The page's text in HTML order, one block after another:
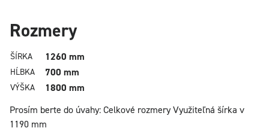
Rozmery
ŠÍRKA 1260 mm
HĹBKA 700 mm
VÝŠKA
1800 mm
Prosím berte do úvahy: Celkové rozmery Využiteľná šírka v
1190 mm